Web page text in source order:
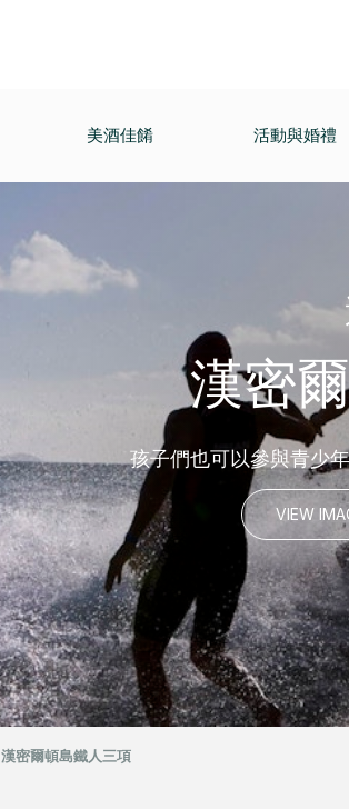
美酒佳餚 活動與婚禮
漢密
孩子們也可以參與青少
VIEW
漢密爾頓島鐵人三項